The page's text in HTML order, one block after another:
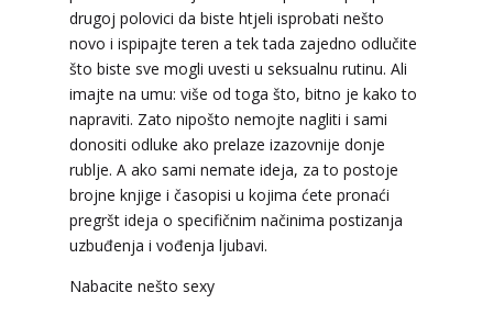
drugoj polovici da biste htjeli isprobati nešto
novo i ispipajte teren a tek tada zajedno odlučite
što biste sve mogli uvesti u seksualnu rutinu. Ali
imajte na umu: više od toga što, bitno je kako to
napraviti. Zato nipošto nemojte nagliti i sami
donositi odluke ako prelaze izazovnije donje
rublje. A ako sami nemate ideja, za to postoje
brojne knjige i časopisi u kojima ćete pronaći
pregršt ideja o specifičnim načinima postizanja
uzbuđenja i vođenja ljubavi.
Nabacite nešto sexy
DIJA / Kod 64
Tarot savjetnik je slobodan